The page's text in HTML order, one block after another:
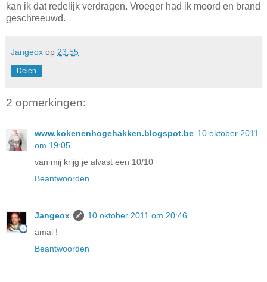
kan ik dat redelijk verdragen. Vroeger had ik moord en brand
geschreeuwd.
Jangeox op 23:55
Delen
2 opmerkingen:
www.kokenenhogehakken.blogspot.be 10 oktober 2011
om 19:05
van mij krijg je alvast een 10/10
Beantwoorden
Jangeox
10 oktober 2011 om 20:46
amai !
Beantwoorden